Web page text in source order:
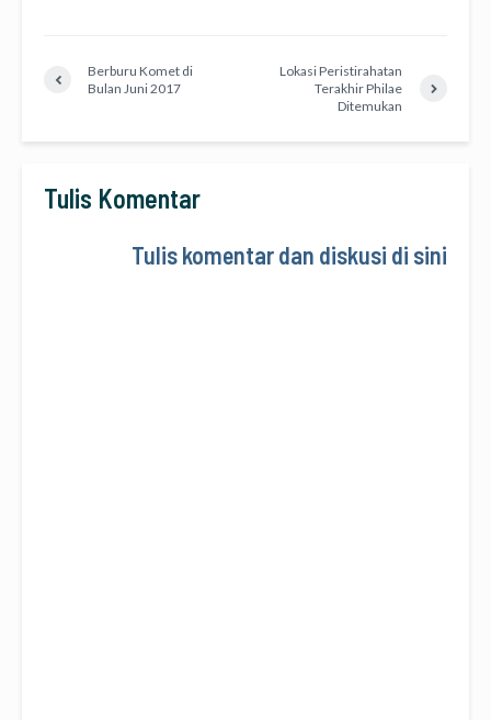
Berburu Komet di
Bulan Juni 2017
Lokasi Peristirahatan
Terakhir Philae
Ditemukan
Tulis Komentar
Tulis komentar dan diskusi di sini